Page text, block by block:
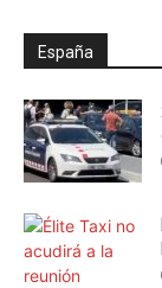
España